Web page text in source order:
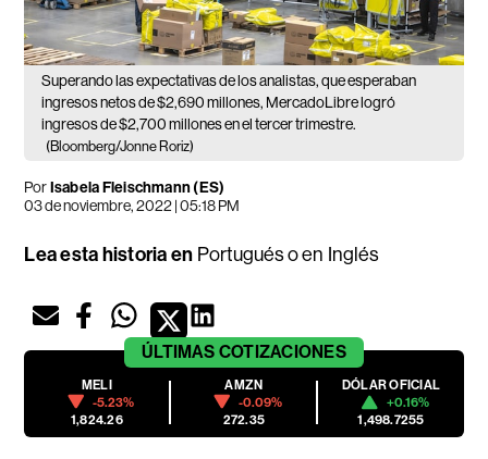
Superando las expectativas de los analistas, que esperaban
ingresos netos de $2,690 millones, MercadoLibre logró
ingresos de $2,700 millones en el tercer trimestre.
(Bloomberg/Jonne Roriz)
PorIsabela Fleischmann (ES)
03 de noviembre, 2022 | 05:18 PM
Lea esta historia en Portuguéso en Inglés
ÚLTIMAS COTIZACIONES
MELI
-5.23%
1,824.26
AMZN
-0.09%
272.35
DÓLAR OFICIAL
+0.16%
1,498.7255